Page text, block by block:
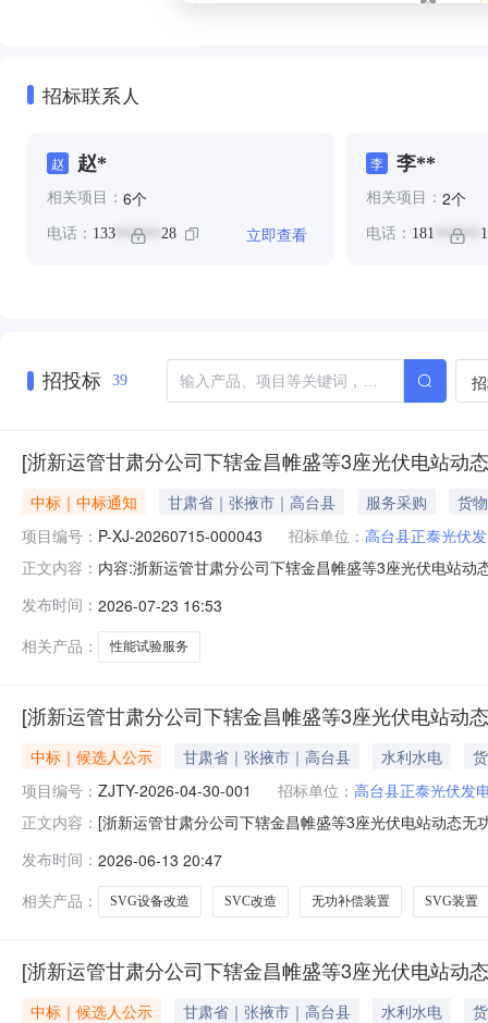
招标联系人
赵 赵*
相关项目： 6个
电话： 133 ****** 28 立即查看
李 李**
相关项目： 2个
电话： 181 ******
招投标 39
[浙新运管甘肃分公司下辖金昌帷盛等3座光伏电站动
中标｜中标通知 甘肃省｜张掖市｜高台县 服务采购
货物
项目编号： P-XJ-20260715-000043 招标单位： 高台县正泰光伏
正文内容： 内容:浙新运管甘肃分公司下辖金昌帷盛等3座光伏电站
源技术有限公司五、询价类型：公开六、报价截止日期
发布时间： 2026-07-23 16:53
相关产品：
性能试验服务
[浙新运管甘肃分公司下辖金昌帷盛等3座光伏电站动
中标｜候选人公示 甘肃省｜张掖市｜高台县 水利水电
项目编号： ZJTY-2026-04-30-001 招标单位： 高台县正泰光伏发
正文内容： [浙新运管甘肃分公司下辖金昌帷盛等3座光伏电站动态
价（万元）得分一辽宁荣信兴业电力技术有限公司
发布时间： 2026-06-13 20:47
相关产品：
SVG设备改造 SVC改造 无功补偿装置 SVG装置
[浙新运管甘肃分公司下辖金昌帷盛等3座光伏电站动
中标｜候选人公示 甘肃省｜张掖市｜高台县 水利水电